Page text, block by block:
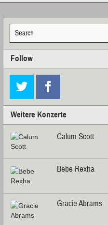
Follow
Weitere Konzerte
Calum Scott
Bebe Rexha
Gracie Abrams